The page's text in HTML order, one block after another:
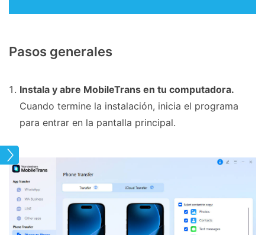
Pasos generales
Instala y abre MobileTrans en tu computadora.
Cuando termine la instalación, inicia el programa
para entrar en la pantalla principal.